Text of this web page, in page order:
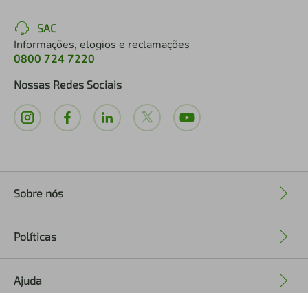
SAC
Informações, elogios e reclamações
0800 724 7220
Nossas Redes Sociais
Sobre nós
Políticas
Ajuda